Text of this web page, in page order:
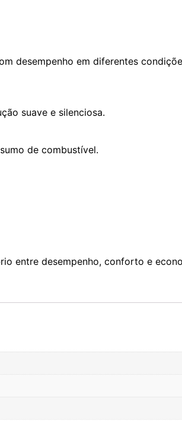
desempenho em diferentes
suave e silenciosa.
de combustível.
entre desempenho, conforto e